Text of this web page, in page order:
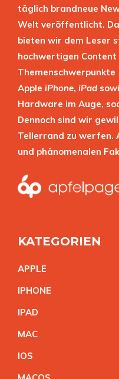
täglich brandneue
Welt veröffentlicht.
bieten wir dem Leser
hochwertigen
Themenschwerpunkte
Apple iPhone, iPad
Hardware im Auge,
Dennoch sind wir
Tellerrand zu werfen.
und phänomenalen
KATEGORIEN
APPLE
IPHONE
IPAD
MAC
IOS